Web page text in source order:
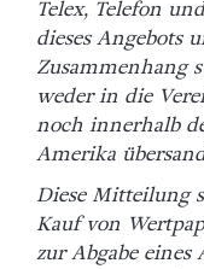
Telex, Telefon
dieses Angebots
Zusammenhang
weder in die
noch innerhalb
Amerika
Diese Mitteilung
Kauf von
zur Abgabe eines